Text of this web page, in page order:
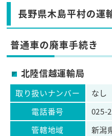
長野県木島平村の運
普通車の廃車手続き
北陸信越運輸局
取り扱いナンバー
なし
電話番号
025-
管轄地域
新潟